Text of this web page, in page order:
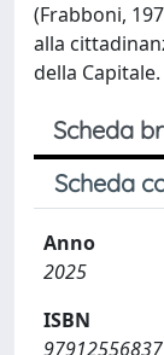
(Frabboni,
alla
della Capitale.
Scheda
Scheda
Anno
2025
ISBN